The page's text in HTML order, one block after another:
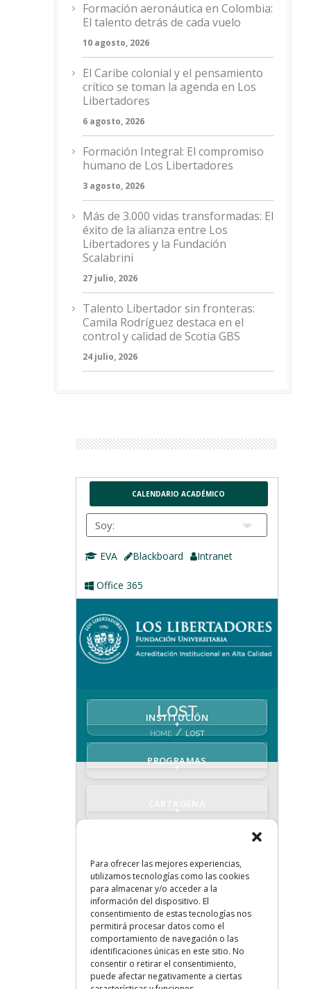
Formación aeronáutica en Colombia:
El talento detrás de cada vuelo
10 agosto, 2026
El Caribe colonial y el pensamiento
crítico se toman la agenda en Los
Libertadores
6 agosto, 2026
Formación Integral: El compromiso
humano de Los Libertadores
3 agosto, 2026
Más de 3.000 vidas transformadas: El
éxito de la alianza entre Los
Libertadores y la Fundación
Scalabrini
27 julio, 2026
Talento Libertador sin fronteras:
Camila Rodríguez destaca en el
control y calidad de Scotia GBS
24 julio, 2026